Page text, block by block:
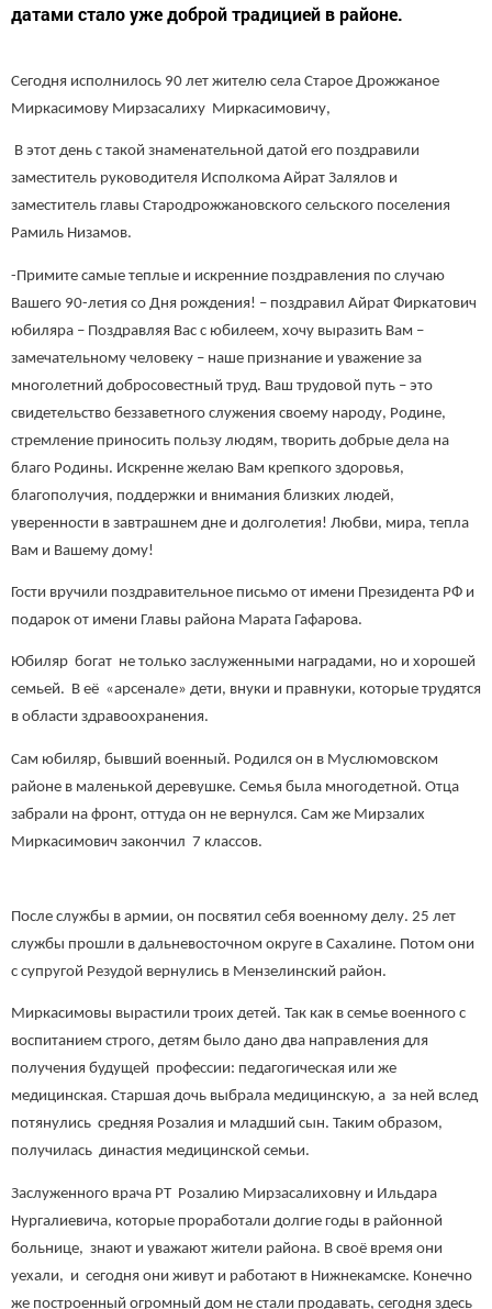
датами стало уже доброй традицией в районе.
Сегодня исполнилось 90 лет жителю села Старое Дрожжаное
Миркасимову Мирзасалиху Миркасимовичу,
В этот день с такой знаменательной датой его поздравили
заместитель руководителя Исполкома Айрат Залялов и
заместитель главы Стародрожжановского сельского поселения
Рамиль Низамов.
-Примите самые теплые и искренние поздравления по случаю
Вашего 90-летия со Дня рождения! – поздравил Айрат Фиркатович
юбиляра – Поздравляя Вас с юбилеем, хочу выразить Вам –
замечательному человеку – наше признание и уважение за
многолетний добросовестный труд. Ваш трудовой путь – это
свидетельство беззаветного служения своему народу, Родине,
стремление приносить пользу людям, творить добрые дела на
благо Родины. Искренне желаю Вам крепкого здоровья,
благополучия, поддержки и внимания близких людей,
уверенности в завтрашнем дне и долголетия! Любви, мира, тепла
Вам и Вашему дому!
Гости вручили поздравительное письмо от имени Президента РФ и
подарок от имени Главы района Марата Гафарова.
Юбиляр богат не только заслуженными наградами, но и хорошей
семьей. В её «арсенале» дети, внуки и правнуки, которые трудятся
в области здравоохранения.
Сам юбиляр, бывший военный. Родился он в Муслюмовском
районе в маленькой деревушке. Семья была многодетной. Отца
забрали на фронт, оттуда он не вернулся. Сам же Мирзалих
Миркасимович закончил 7 классов.
После службы в армии, он посвятил себя военному делу. 25 лет
службы прошли в дальневосточном округе в Сахалине. Потом они
с супругой Резудой вернулись в Мензелинский район.
Миркасимовы вырастили троих детей. Так как в семье военного с
воспитанием строго, детям было дано два направления для
получения будущей профессии: педагогическая или же
медицинская. Старшая дочь выбрала медицинскую, а за ней вслед
потянулись средняя Розалия и младший сын. Таким образом,
получилась династия медицинской семьи.
Заслуженного врача РТ Розалию Мирзасалиховну и Ильдара
Нургалиевича, которые проработали долгие годы в районной
больнице, знают и уважают жители района. В своё время они
уехали, и сегодня они живут и работают в Нижнекамске. Конечно
же построенный огромный дом не стали продавать, сегодня здесь